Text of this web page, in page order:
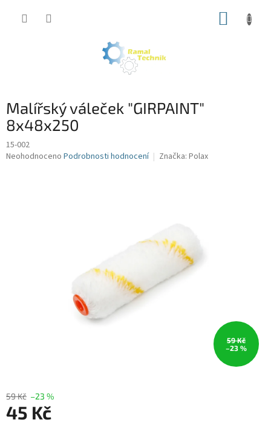
Malířský váleček "GIRPAINT"
8x48x250
15-002
Průměrné
Neohodnoceno Podrobnosti hodnocení Značka: Polax
59 Kč
–23 %
59 Kč –23 %
45 Kč